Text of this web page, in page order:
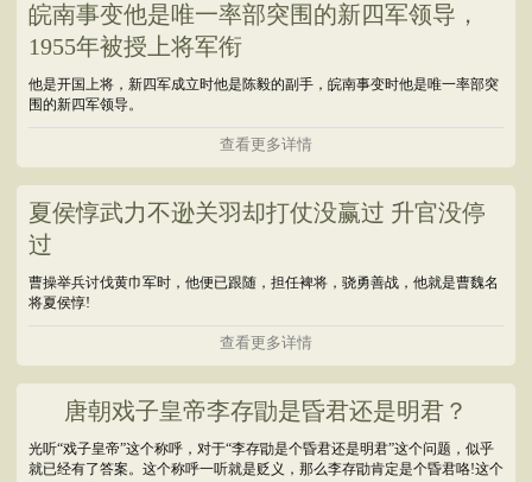
皖南事变他是唯一率部突围的新四军领导，
1955年被授上将军衔
他是开国上将，新四军成立时他是陈毅的副手，皖南事变时他是唯一率部突
围的新四军领导。
查看更多详情
夏侯惇武力不逊关羽却打仗没赢过 升官没停
过
曹操举兵讨伐黄巾军时，他便已跟随，担任裨将，骁勇善战，他就是曹魏名
将夏侯惇!
查看更多详情
唐朝戏子皇帝李存勖是昏君还是明君？
光听“戏子皇帝”这个称呼，对于“李存勖是个昏君还是明君”这个问题，似乎
就已经有了答案。这个称呼一听就是贬义，那么李存勖肯定是个昏君咯!这个